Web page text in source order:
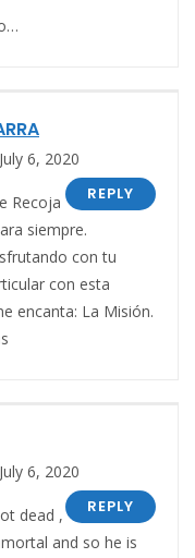
6, 2020
REPLY
Recoja
siempre.
con tu
con esta
encanta: La Misión.
6, 2020
REPLY
dead ,
and so he is